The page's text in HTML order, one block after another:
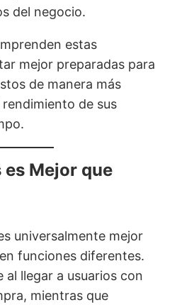
del negocio.
estas
mejor preparadas para
de manera más
de sus
es Mejor que
universalmente mejor
funciones diferentes.
al llegar a usuarios con
mientras que